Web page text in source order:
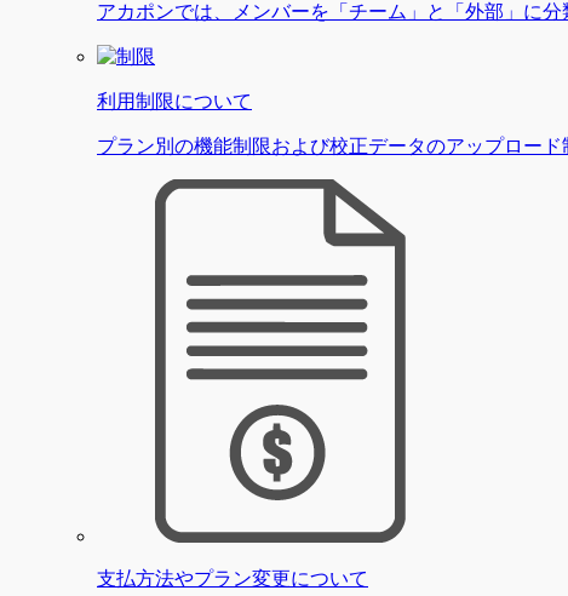
アカポンでは、メンバーを「チーム」と「外部」に
利用制限について
プラン別の機能制限および校正データのアップロー
支払方法やプラン変更について